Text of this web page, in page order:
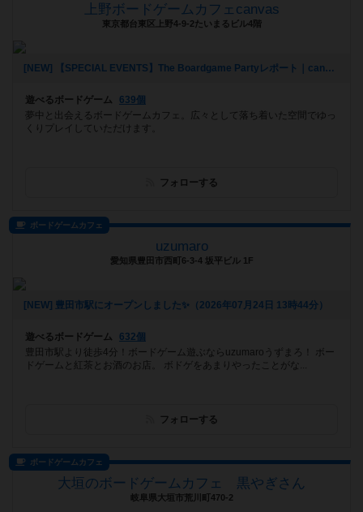
上野ボードゲームカフェcanvas
東京都台東区上野4-9-2たいまるビル4階
[NEW] 【SPECIAL EVENTS】The Boardgame Partyレポート｜canvas Girl's Day｜2026/7/24（2026年07月25日 22時12分）
遊べるボードゲーム
639個
夢中と出会えるボードゲームカフェ。広々として落ち着いた空間でゆっ
くりプレイしていただけます。
フォローする
ボードゲームカフェ
uzumaro
愛知県豊田市西町6-3-4 坂平ビル 1F
[NEW] 豊田市駅にオープンしました✨（2026年07月24日 13時44分）
遊べるボードゲーム
632個
豊田市駅より徒歩4分！ボードゲーム遊ぶならuzumaroうずまろ！ ボー
ドゲームと紅茶とお酒のお店。 ボドゲをあまりやったことがな...
フォローする
ボードゲームカフェ
大垣のボードゲームカフェ 黒やぎさん
岐阜県大垣市荒川町470-2